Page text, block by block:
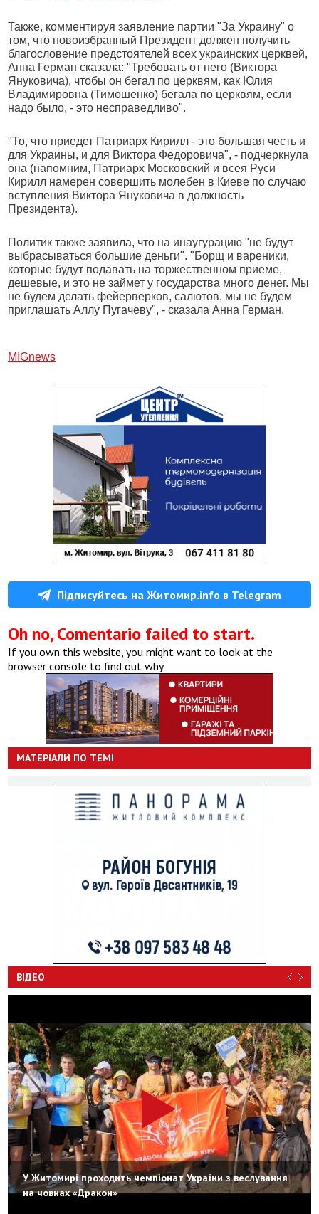
Также, комментируя заявление партии "За Украину" о
том, что новоизбранный Президент должен получить
благословение предстоятелей всех украинских церквей,
Анна Герман сказала: "Требовать от него (Виктора
Януковича), чтобы он бегал по церквям, как Юлия
Владимировна (Тимошенко) бегала по церквям, если
надо было, - это несправедливо".
"То, что приедет Патриарх Кирилл - это большая честь и
для Украины, и для Виктора Федоровича", - подчеркнула
она (напомним, Патриарх Московский и всея Руси
Кирилл намерен совершить молебен в Киеве по случаю
вступления Виктора Януковича в должность
Президента).
Политик также заявила, что на инаугурацию "не будут
выбрасываться большие деньги". "Борщ и вареники,
которые будут подавать на торжественном приеме,
дешевые, и это не займет у государства много денег. Мы
не будем делать фейерверков, салютов, мы не будем
приглашать Аллу Пугачеву", - сказала Анна Герман.
МIGnews
Підписуйтесь на Житомир.info в Telegram
Oh no, Comentario failed to start.
If you own this website, you might want to look at the
browser console to find out why.
МАТЕРІАЛИ ПО ТЕМІ
ВІДЕО
У Житомирі проходить чемпіонат України з веслування
на човнах «Дракон»